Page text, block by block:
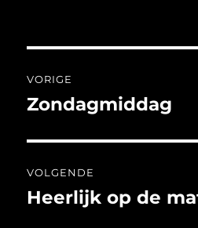
navigatie
VORIGE
Vorig
Zondagmiddag
VOLGENDE
Volgend
Heerlijk op de